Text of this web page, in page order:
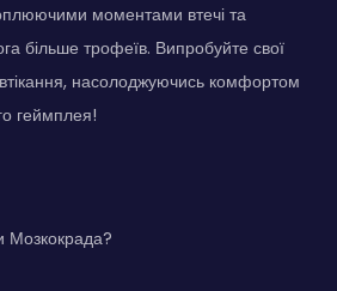
моментами втечі та
більше трофеїв. Випробуйте свої
насолоджуючись комфортом
геймплея!
Мозкокрада?